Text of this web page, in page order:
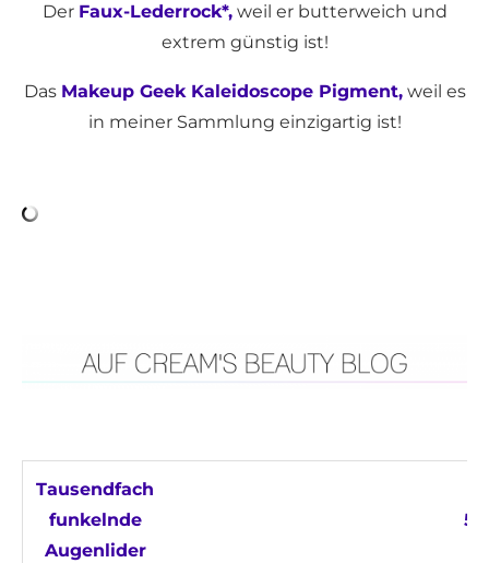
Der Faux-Lederrock*,weil er butterweich und
extrem günstig ist!
Das Makeup Geek Kaleidoscope Pigment,weil es
in meiner Sammlung einzigartig ist!
Tausendfach
funkelnde
Augenlider
5